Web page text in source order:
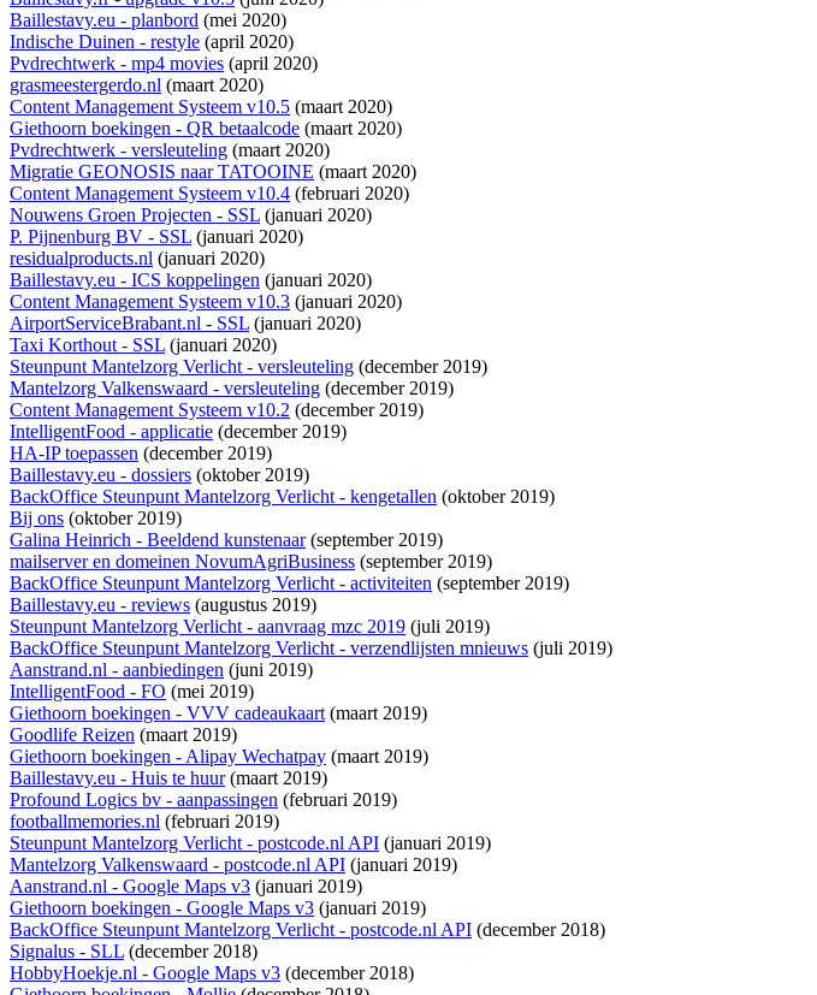
Baillestavy.eu - planbord (mei 2020)
Indische Duinen - restyle (april 2020)
Pvdrechtwerk - mp4 movies (april 2020)
grasmeestergerdo.nl (maart 2020)
Content Management Systeem v10.5 (maart 2020)
Giethoorn boekingen - QR betaalcode (maart 2020)
Pvdrechtwerk - versleuteling (maart 2020)
Migratie GEONOSIS naar TATOOINE (maart 2020)
Content Management Systeem v10.4 (februari 2020)
Nouwens Groen Projecten - SSL (januari 2020)
P. Pijnenburg BV - SSL (januari 2020)
residualproducts.nl (januari 2020)
Baillestavy.eu - ICS koppelingen (januari 2020)
Content Management Systeem v10.3 (januari 2020)
AirportServiceBrabant.nl - SSL (januari 2020)
Taxi Korthout - SSL (januari 2020)
Steunpunt Mantelzorg Verlicht - versleuteling (december 2019)
Mantelzorg Valkenswaard - versleuteling (december 2019)
Content Management Systeem v10.2 (december 2019)
IntelligentFood - applicatie (december 2019)
HA-IP toepassen (december 2019)
Baillestavy.eu - dossiers (oktober 2019)
BackOffice Steunpunt Mantelzorg Verlicht - kengetallen (oktober 2019)
Bij ons (oktober 2019)
Galina Heinrich - Beeldend kunstenaar(september 2019)
mailserver en domeinen NovumAgriBusiness (september 2019)
BackOffice Steunpunt Mantelzorg Verlicht - activiteiten (september 2019)
Baillestavy.eu - reviews (augustus 2019)
Steunpunt Mantelzorg Verlicht - aanvraag mzc 2019 (juli 2019)
BackOffice Steunpunt Mantelzorg Verlicht - verzendlijsten mnieuws (juli 2019)
Aanstrand.nl - aanbiedingen (juni 2019)
IntelligentFood - FO (mei 2019)
Giethoorn boekingen - VVV cadeaukaart(maart 2019)
Goodlife Reizen (maart 2019)
Giethoorn boekingen - Alipay Wechatpay (maart 2019)
Baillestavy.eu - Huis te huur(maart 2019)
Profound Logics bv - aanpassingen (februari 2019)
footballmemories.nl (februari 2019)
Steunpunt Mantelzorg Verlicht - postcode.nl API (januari 2019)
Mantelzorg Valkenswaard - postcode.nl API (januari 2019)
Aanstrand.nl - Google Maps v3 (januari 2019)
Giethoorn boekingen - Google Maps v3 (januari 2019)
BackOffice Steunpunt Mantelzorg Verlicht - postcode.nl API (december 2018)
Signalus - SLL (december 2018)
HobbyHoekje.nl - Google Maps v3 (december 2018)